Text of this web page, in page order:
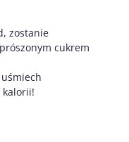
zostanie
cukrem
uśmiech
kalorii!